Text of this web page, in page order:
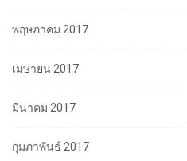
พฤษภาคม 2017
เมษายน 2017
มีนาคม 2017
กุมภาพันธ์ 2017